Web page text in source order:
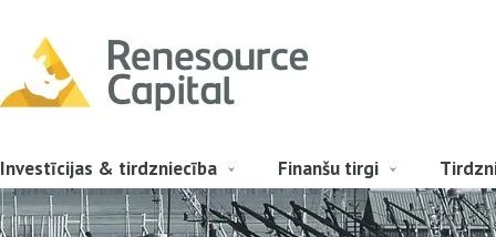
Investīcijas & tirdzniecība Finanšu tirgi